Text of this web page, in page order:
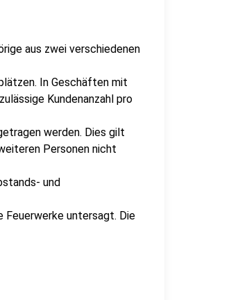
aus zwei verschiedenen
In Geschäften mit
Kundenanzahl pro
werden. Dies gilt
Personen nicht
und
untersagt. Die